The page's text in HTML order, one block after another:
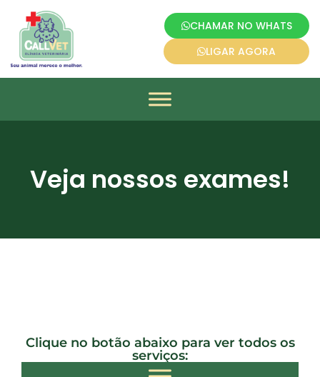
CHAMAR NO WHATS
LIGAR AGORA
Veja nossos exames!
Clique no botão abaixo para ver todos os
serviços:​